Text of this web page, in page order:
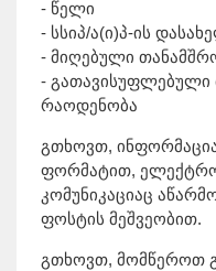
- წელი
- სსიპ/ა(ი)პ-ის
- მიღებული
- გათავისუფლებული
რაოდენობა
გთხოვთ,
ფორმატით,
კომუნიკაციაც
ფოსტის მეშვეობით.
გთხოვთ, მომწეროთ